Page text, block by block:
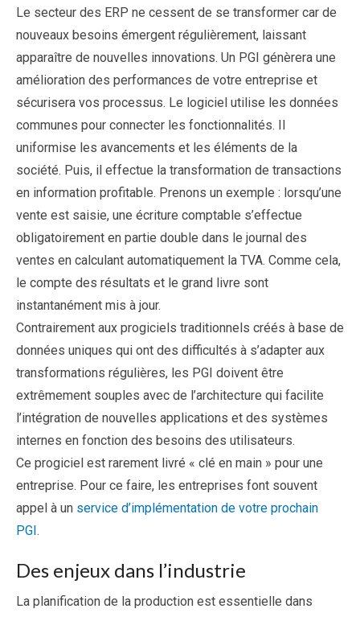
Le secteur des ERP ne cessent de se transformer car de
nouveaux besoins émergent régulièrement, laissant
apparaître de nouvelles innovations. Un PGI génèrera une
amélioration des performances de votre entreprise et
sécurisera vos processus. Le logiciel utilise les données
communes pour connecter les fonctionnalités. Il
uniformise les avancements et les éléments de la
société. Puis, il effectue la transformation de transactions
en information profitable. Prenons un exemple : lorsqu’une
vente est saisie, une écriture comptable s’effectue
obligatoirement en partie double dans le journal des
ventes en calculant automatiquement la TVA. Comme cela,
le compte des résultats et le grand livre sont
instantanément mis à jour.
Contrairement aux progiciels traditionnels créés à base de
données uniques qui ont des difficultés à s’adapter aux
transformations régulières, les PGI doivent être
extrêmement souples avec de l’architecture qui facilite
l’intégration de nouvelles applications et des systèmes
internes en fonction des besoins des utilisateurs.
Ce progiciel est rarement livré « clé en main » pour une
entreprise. Pour ce faire, les entreprises font souvent
appel à un service d’implémentation de votre prochain
PGI.
Des enjeux dans l’industrie
La planification de la production est essentielle dans